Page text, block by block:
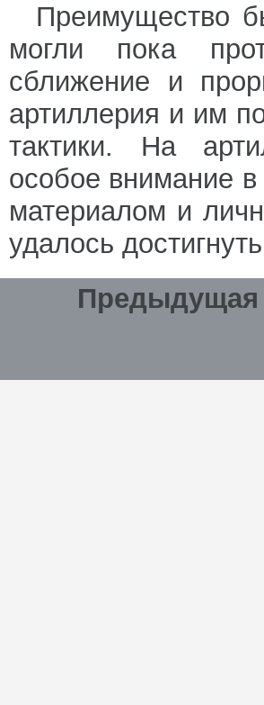
Преимущество
могли пока
сближение и
артиллерия и им
тактики. На
особое внимание
материалом и
удалось
Предыдущая